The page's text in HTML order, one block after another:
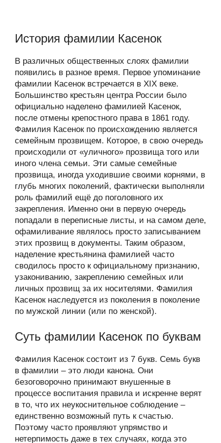
История фамилии Касенок
В различных общественных слоях фамилии
появились в разное время. Первое упоминание
фамилии Касенок встречается в XIX веке.
Большинство крестьян центра России было
официально наделено фамилией Касенок,
после отмены крепостного права в 1861 году.
Фамилия Касенок по происхождению является
семейным прозвищем. Которое, в свою очередь
происходили от «уличного» прозвища того или
иного члена семьи. Эти самые семейные
прозвища, иногда уходившие своими корнями, в
глубь многих поколений, фактически выполняли
роль фамилий ещё до поголовного их
закрепления. Именно они в первую очередь
попадали в переписные листы, и на самом деле,
офамиливание являлось просто записыванием
этих прозвищ в документы. Таким образом,
наделение крестьянина фамилией часто
сводилось просто к официальному признанию,
узакониванию, закреплению семейных или
личных прозвищ за их носителями. Фамилия
Касенок наследуется из поколения в поколение
по мужской линии (или по женской).
Суть фамилии Касенок по буквам
Фамилия Касенок состоит из 7 букв. Семь букв
в фамилии – это люди канона. Они
безоговорочно принимают внушенные в
процессе воспитания правила и искренне верят
в то, что их неукоснительное соблюдение –
единственно возможный путь к счастью.
Поэтому часто проявляют упрямство и
нетерпимость даже в тех случаях, когда это